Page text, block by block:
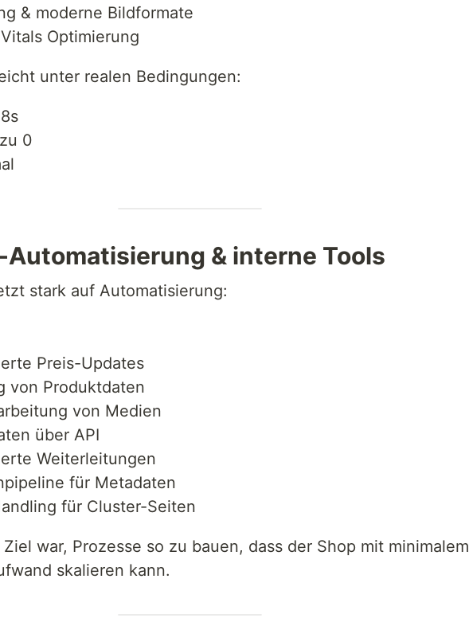
& moderne Bildformate
Optimierung
unter realen Bedingungen:
0
Automatisierung & interne Tools
stark auf Automatisierung:
Preis-Updates
von Produktdaten
von Medien
über API
Weiterleitungen
für Metadaten
für Cluster-Seiten
war, Prozesse so zu bauen, dass der Shop mit minimalem
skalieren kann.